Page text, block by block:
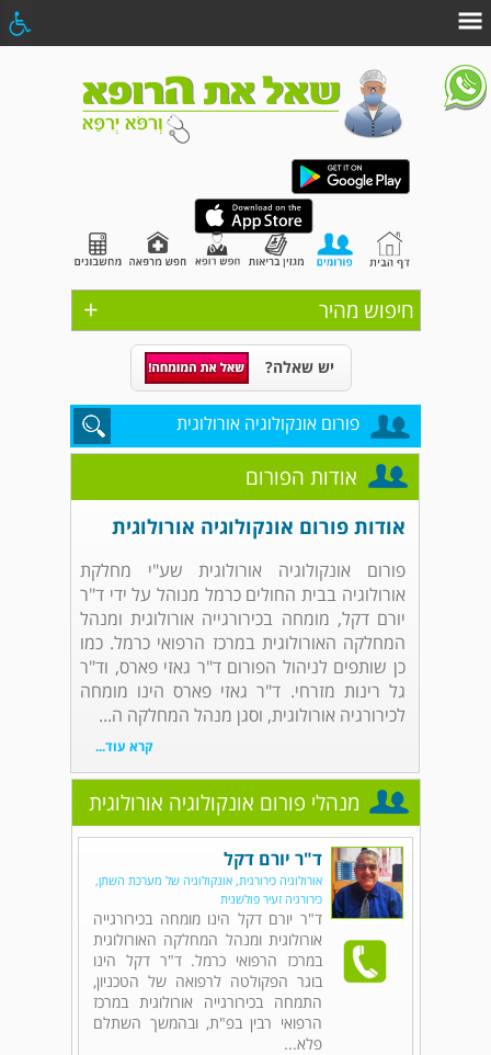
+ חיפוש מהיר
יש שאלה?
פורום אונקולוגיה אורולוגית
אודות הפורום
אודות פורום אונקולוגיה אורולוגית
פורום אונקולוגיה אורולוגית שע"י מחלקת
אורולוגיה בבית החולים כרמל מנוהל על ידי ד"ר
יורם דקל, מומחה בכירורגייה אורולוגית ומנהל
המחלקה האורולוגית במרכז הרפואי כרמל. כמו
כן שותפים לניהול הפורום ד"ר גאזי פארס, וד"ר
גל רינות מזרחי. ד"ר גאזי פארס הינו מומחה
לכירורגיה אורולוגית, וסגן מנהל המחלקה ה...
קרא עוד...
מנהלי פורום אונקולוגיה אורולוגית
ד"ר יורם דקל
אורולוגיה כירורגית, אונקולוגיה של מערכת השתן,
כירורגיה זעיר פולשנית
ד"ר יורם דקל הינו מומחה בכירורגייה
אורולוגית ומנהל המחלקה האורולוגית
במרכז הרפואי כרמל. ד"ר דקל הינו
בוגר הפקולטה לרפואה של הטכניון,
התמחה בכירורגייה אורולוגית במרכז
הרפואי רבין בפ"ת, ובהמשך השתלם
פלא...